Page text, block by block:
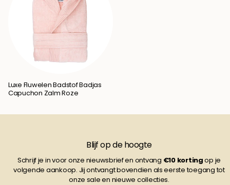
Luxe Fluwelen Badstof Badjas
Capuchon Zalm Roze
Blijf op de hoogte
Schrijf je in voor onze nieuwsbrief en ontvang €10 kortingop je
volgende aankoop. Jij ontvangt bovendien als eerste toegang tot
onze sale en nieuwe collecties.